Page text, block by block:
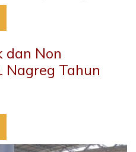
dan Non
Nagreg Tahun